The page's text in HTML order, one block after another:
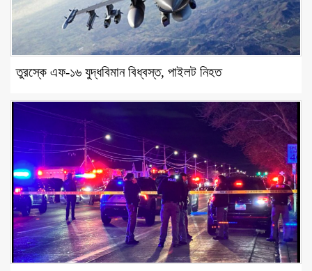
তুরস্কে এফ-১৬ যুদ্ধবিমান বিধ্বস্ত, পাইলট নিহত